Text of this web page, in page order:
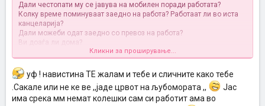
Дали честопати му се јавува на мобилен поради работата?
Колку време поминуваат заедно на работа? Работаат ли во иста
канцеларија?
Дали можеби одат заедно со превоз на работа?
Ви доаѓа ли дома?
Ви пречат ли нешто или гледате на нив само професионално?
Да почнам јас.
СПОЈЛЕР
Кликни за проширување...
уф ! навистина ТЕ жалам и тебе и сличните како тебе
.Сакале или не ке ве ,,јаде црвот на љубомората ,,
Јас
има срека мм немат колешки сам си работит ама во